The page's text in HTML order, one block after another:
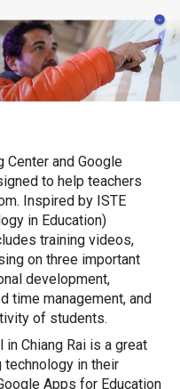
Center and Google
to help teachers
Inspired by ISTE
in Education)
training videos,
on three important
development,
time management, and
of students.
in Chiang Rai is a great
in their
Apps for Education